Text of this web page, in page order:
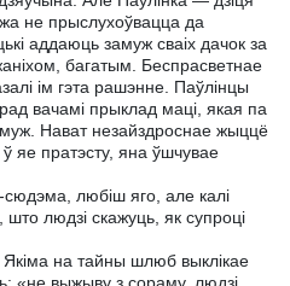
не прыслухоўвацца да
аддаюць замуж сваіх дачок за
багатым. Беспрасветнае
ім гэта рашэнне. Паўлінцы
вачамі прыклад маці, якая па
Нават незайздроснае жыццё
ў яе пратэсту, яна ўшчувае
любіш яго, але калі
людзі скажуць, як супроці
на тайны шлюб выклікае
«не выжыву з сораму, людзі